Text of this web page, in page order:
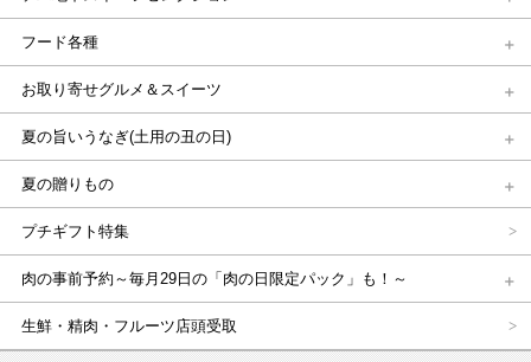
フード各種
お取り寄せグルメ＆スイーツ
夏の旨いうなぎ(土用の丑の日)
夏の贈りもの
プチギフト特集
肉の事前予約～毎月29日の「肉の日限定パック」も！～
生鮮・精肉・フルーツ店頭受取